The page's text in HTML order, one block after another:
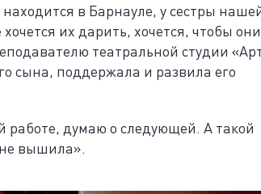
в Барнауле, у сестры
их дарить, хочется, чтобы они
театральной студии
сына, поддержала и развила его
работе, думаю о следующей. А такой
вышила».